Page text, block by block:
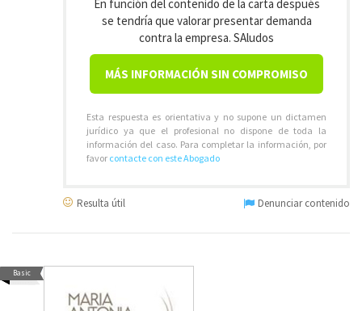
En función del contenido de la carta después
se tendría que valorar presentar demanda
contra la empresa. SAludos
MÁS INFORMACIÓN SIN COMPROMISO
Esta respuesta es orientativa y no supone un dictamen
jurídico ya que el profesional no dispone de toda la
información del caso. Para completar la información, por
favor contacte con este Abogado
Resulta útil Denunciar contenido
Basic